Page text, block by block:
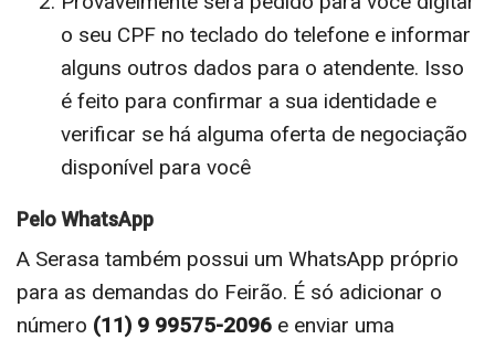
o seu CPF no teclado do telefone e informar
alguns outros dados para o atendente. Isso
é feito para confirmar a sua identidade e
verificar se há alguma oferta de negociação
disponível para você
Pelo WhatsApp
A Serasa também possui um WhatsApp próprio
para as demandas do Feirão. É só adicionar o
número (11) 9 99575-2096 e enviar uma